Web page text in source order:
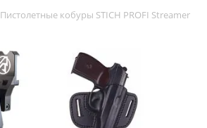
Пистолетные кобуры STICH PROFI Streamer